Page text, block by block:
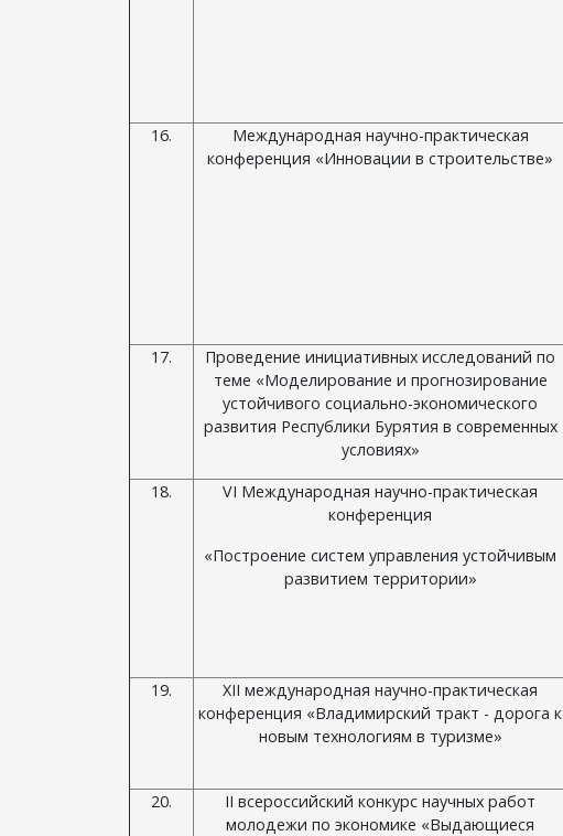
16.
Международная научно-практическая
конференция «Инновации в строительстве»
17.
Проведение инициативных исследований по
теме «Моделирование и прогнозирование
устойчивого социально-экономического
развития Республики Бурятия в современных
условиях»
18.
VI Международная научно-практическая
конференция
«Построение систем управления устойчивым
развитием территории»
19.
XII международная научно-практическая
конференция «Владимирский тракт - дорога к
новым технологиям в туризме»
20.
ΙI всероссийский конкурс научных работ
молодежи по экономике «Выдающиеся